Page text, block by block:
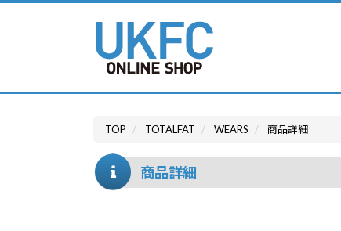
TOP TOTALFAT WEARS 商品詳細
商品詳細